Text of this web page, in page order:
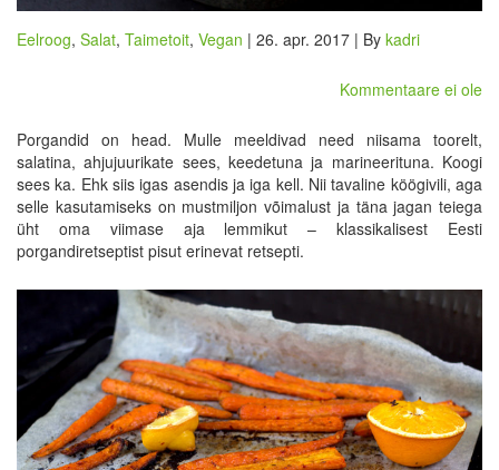
Eelroog, Salat, Taimetoit, Vegan | 26. apr. 2017 | By kadri
Kommentaare ei ole
Porgandid on head. Mulle meeldivad need niisama toorelt,
salatina, ahjujuurikate sees, keedetuna ja marineerituna. Koogi
sees ka. Ehk siis igas asendis ja iga kell. Nii tavaline köögivili, aga
selle kasutamiseks on mustmiljon võimalust ja täna jagan teiega
üht oma viimase aja lemmikut – klassikalisest Eesti
porgandiretseptist pisut erinevat retsepti.